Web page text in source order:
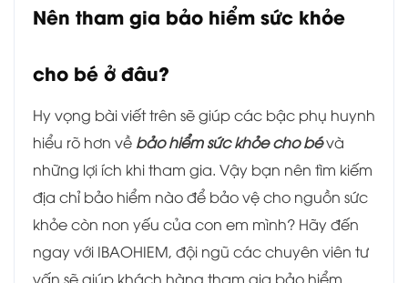
Nên tham gia bảo hiểm sức khỏe
cho bé ở đâu?
Hy vọng bài viết trên sẽ giúp các bậc phụ huynh
hiểu rõ hơn về bảo hiểm sức khỏe cho bévà
những lợi ích khi tham gia. Vậy bạn nên tìm kiếm
địa chỉ bảo hiểm nào để bảo vệ cho nguồn sức
khỏe còn non yếu của con em mình? Hãy đến
ngay với IBAOHIEM, đội ngũ các chuyên viên tư
vấn sẽ giúp khách hàng tham gia bảo hiểm